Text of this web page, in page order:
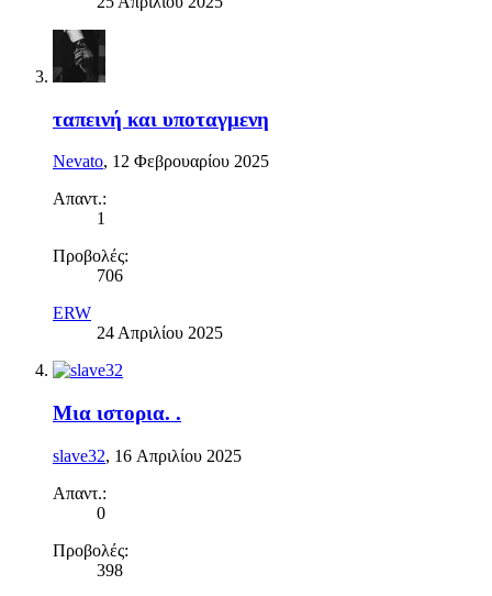
ταπεινή και υποταγμενη
Nevato, 12 Φεβρουαρίου 2025
Απαντ.:
1
Προβολές:
706
ERW
24 Απριλίου 2025
Μια ιστορια. .
slave32, 16 Απριλίου 2025
Απαντ.:
0
Προβολές:
398